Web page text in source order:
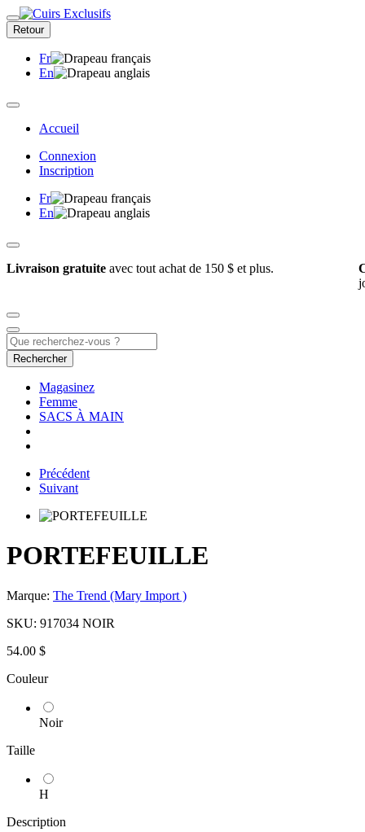
Retour
Fr
En
Accueil
Connexion
Inscription
Fr
En
Livraison gratuite avec tout achat de 150 $ et plus.
Rechercher
Magasinez
Femme
SACS À MAIN
Précédent
Suivant
PORTEFEUILLE
Marque: The Trend (Mary Import )
SKU: 917034 NOIR
54.00 $
Couleur
Noir
Taille
H
Description